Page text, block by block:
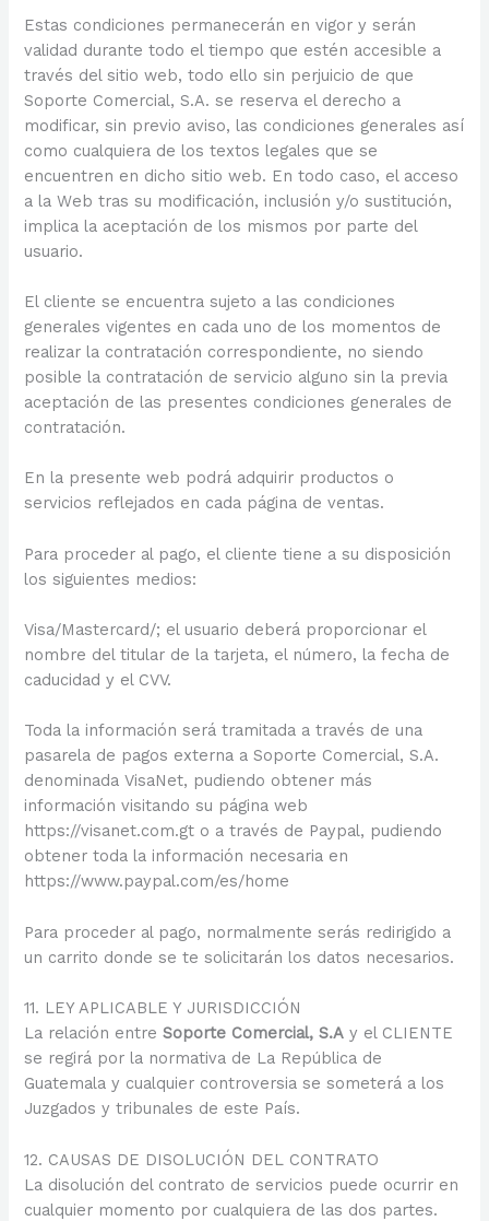
Estas condiciones permanecerán en vigor y serán
validad durante todo el tiempo que estén accesible a
través del sitio web, todo ello sin perjuicio de que
Soporte Comercial, S.A. se reserva el derecho a
modificar, sin previo aviso, las condiciones generales así
como cualquiera de los textos legales que se
encuentren en dicho sitio web. En todo caso, el acceso
a la Web tras su modificación, inclusión y/o sustitución,
implica la aceptación de los mismos por parte del
usuario.
El cliente se encuentra sujeto a las condiciones
generales vigentes en cada uno de los momentos de
realizar la contratación correspondiente, no siendo
posible la contratación de servicio alguno sin la previa
aceptación de las presentes condiciones generales de
contratación.
En la presente web podrá adquirir productos o
servicios reflejados en cada página de ventas.
Para proceder al pago, el cliente tiene a su disposición
los siguientes medios:
Visa/Mastercard/; el usuario deberá proporcionar el
nombre del titular de la tarjeta, el número, la fecha de
caducidad y el CVV.
Toda la información será tramitada a través de una
pasarela de pagos externa a Soporte Comercial, S.A.
denominada VisaNet, pudiendo obtener más
información visitando su página web
https://visanet.com.gt o a través de Paypal, pudiendo
obtener toda la información necesaria en
https://www.paypal.com/es/home
Para proceder al pago, normalmente serás redirigido a
un carrito donde se te solicitarán los datos necesarios.
11. LEY APLICABLE Y JURISDICCIÓN
La relación entreSoporte Comercial, S.A y el CLIENTE
se regirá por la normativa de La República de
Guatemala y cualquier controversia se someterá a los
Juzgados y tribunales de este País.
12. CAUSAS DE DISOLUCIÓN DEL CONTRATO
La disolución del contrato de servicios puede ocurrir en
cualquier momento por cualquiera de las dos partes.